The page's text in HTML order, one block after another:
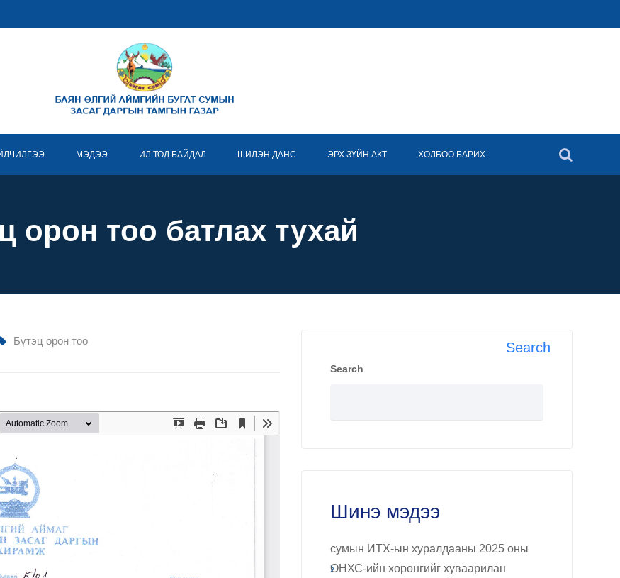
МЭДЭЭ ИЛ ТОД БАЙДАЛ ШИЛЭН ДАНС ЭРХ ЗҮЙН АКТ ХОЛБОО БАРИХ
орон тоо батлах тухай
Бүтэц орон тоо
Search
Search
Шинэ мэдээ
сумын ИТХ-ын хуралдааны 2025 оны
ОНХС-ийн хөрөнгийг хуваарилан